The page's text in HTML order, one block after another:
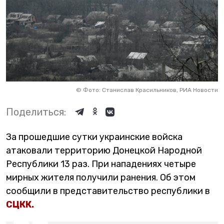
© Фото: Станислав Красильников, РИА Новости
Поделиться:
За прошедшие сутки украинские войска
атаковали территорию Донецкой Народной
Республики 13 раз. При нападениях четыре
мирных жителя получили ранения. Об этом
сообщили в представительство республики в
СЦКК.